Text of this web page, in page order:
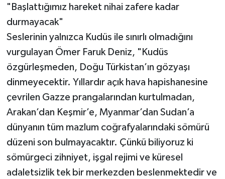
"Başlattığımız hareket nihai zafere kadar
durmayacak"
Seslerinin yalnızca Kudüs ile sınırlı olmadığını
vurgulayan Ömer Faruk Deniz, "Kudüs
özgürleşmeden, Doğu Türkistan’ın gözyaşı
dinmeyecektir. Yıllardır açık hava hapishanesine
çevrilen Gazze prangalarından kurtulmadan,
Arakan’dan Keşmir’e, Myanmar’dan Sudan’a
dünyanın tüm mazlum coğrafyalarındaki sömürü
düzeni son bulmayacaktır. Çünkü biliyoruz ki
sömürgeci zihniyet, işgal rejimi ve küresel
adaletsizlik tek bir merkezden beslenmektedir ve